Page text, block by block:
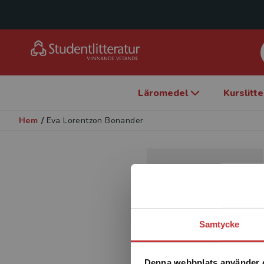
Samtycke
Läromedel
Hem / Eva Lorentzon Bonander